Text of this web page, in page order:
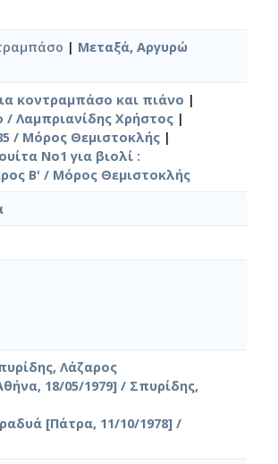
| Μεταξά, Αργυρώ
κοντραμπάσο και πιάνο |
/ Λαμπριανίδης Χρήστος |
/ Μόρος Θεμιστοκλής |
No1 για βιολί :
Β' / Μόρος Θεμιστοκλής
Λάζαρος
18/05/1979] / Σπυρίδης,
[Πάτρα, 11/10/1978] /